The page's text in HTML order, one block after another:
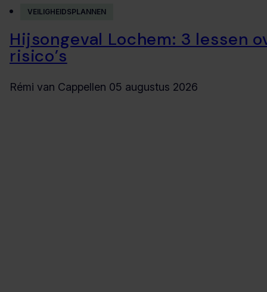
VEILIGHEIDSPLANNEN
Hijsongeval Lochem: 3 lessen
risico’s
Rémi van Cappellen 05 augustus 2026